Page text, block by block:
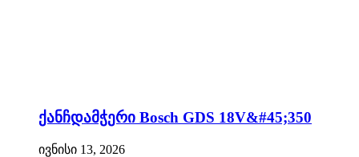
ქანჩდამჭერი Bosch GDS 18V&#45;350
ივნისი 13, 2026